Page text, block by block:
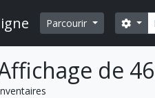
Parcourir
de